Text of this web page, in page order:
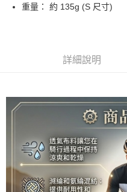
台灣樂天信用卡公司
每筆NT$95，滿NT$799(含以
每筆NT$95，滿NT$799(含以
每筆NT$95，滿NT$799(含以
每筆NT$85，滿NT$799(含以
重量： 約 135g (S 尺寸)
詳細說明